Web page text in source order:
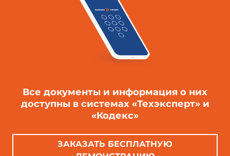
Все документы и информация о них
доступны в системах «Техэксперт» и
«Кодекс»
ЗАКАЗАТЬ БЕСПЛАТНУЮ